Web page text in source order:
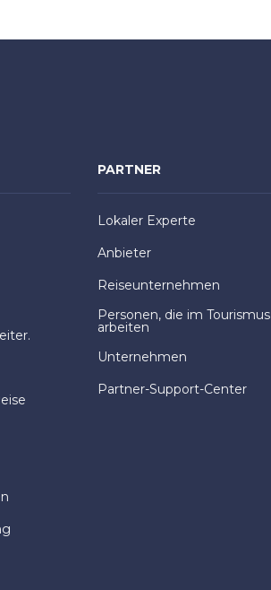
PARTNER
Lokaler Experte
Anbieter
Reiseunternehmen
Personen, die im Tourismus
arbeiten
Unternehmen
Partner-Support-Center